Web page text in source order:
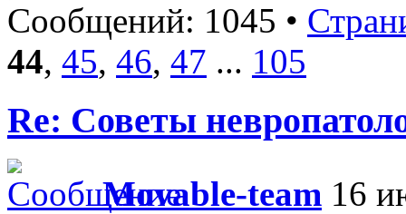
Сообщений: 1045 •
44, 45, 46, 47 ... 105
Re: Советы
Movable-team 16